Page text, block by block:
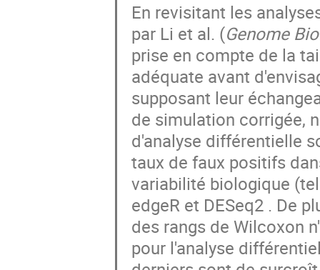
En revisitant les
par Li et al. (Genome
prise en compte de la
adéquate avant
supposant leur
de simulation corrigée,
d'analyse différentielle
taux de faux positifs
variabilité biologique
edgeR et DESeq2 . De
des rangs de Wilcoxon
pour l'analyse